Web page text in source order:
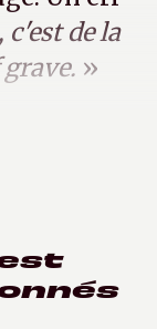
c'est de la
»